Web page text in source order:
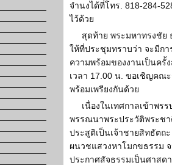
จำนงได้ที่โทร. 818-284-
ไว้ด้วย
สุดท้าย พระมหาทรงชัย
ให้ที่ประชุมทราบว่า จะมีกา
ความพร้อมของงานเป็นครั้
เวลา 17.00 น. ขอเชิญคณ
พร้อมเพรียงกันด้วย
เนื่องในเทศกาลเข้าพ
พรรณนาพระประวัติพระช
ประสูติเป็นเจ้าชายสิทธัตถ
ผนวชแสวงหาโมกขธรรม
ประกาศสัจธรรมเป็นศาสด